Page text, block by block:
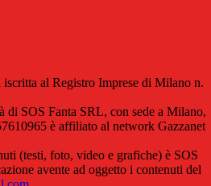
iscritta al Registro Imprese di Milano n.
di SOS Fanta SRL, con sede a Milano,
è affiliato al network Gazzanet
(testi, foto, video e grafiche) è SOS
avente ad oggetto i contenuti del